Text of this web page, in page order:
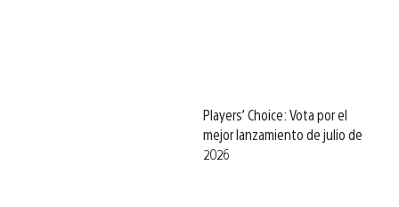
Players’ Choice: Vota por el
mejor lanzamiento de julio de
2026